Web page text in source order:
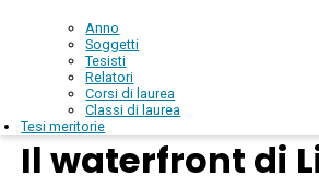
Anno
Soggetti
Tesisti
Relatori
Corsi di laurea
Classi di laurea
Tesi meritorie
Il waterfront di